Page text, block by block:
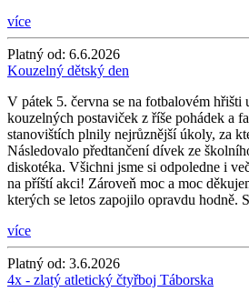
více
Platný od: 6.6.2026
Kouzelný dětský den
V pátek 5. června se na fotbalovém hřišti
kouzelných postaviček z říše pohádek a
stanovištích plnily nejrůznější úkoly, za
Následovalo předtančení dívek ze
diskotéka. Všichni jsme si odpoledne i
na příští akci! Zároveň moc a moc
kterých se letos zapojilo opravdu hodně.
více
Platný od: 3.6.2026
4x - zlatý atletický čtyřboj Táborska